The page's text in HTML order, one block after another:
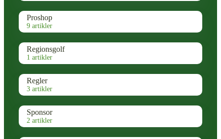
Proshop
9 artikler
Regionsgolf
1 artikler
Regler
3 artikler
Sponsor
2 artikler